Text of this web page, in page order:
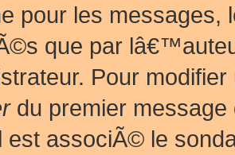
pour les messages,
que par
Pour
du premier
est associÃ© le